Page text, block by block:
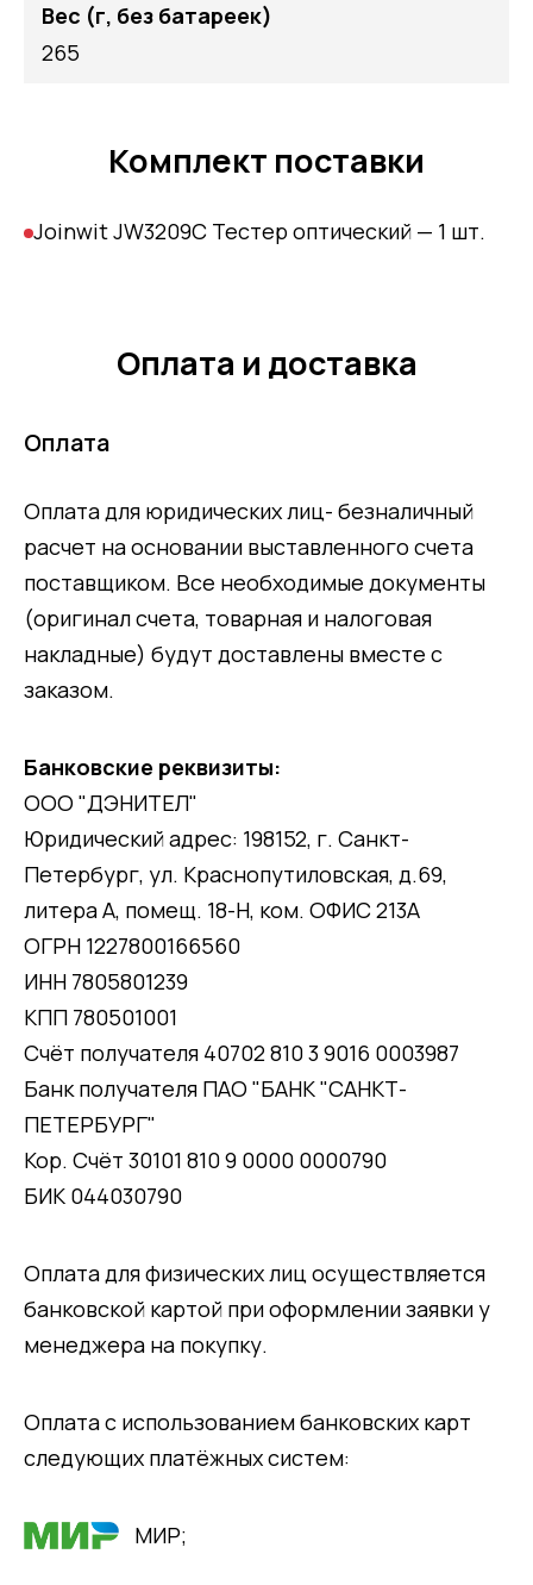
Вес (г, без батареек)
265
Комплект поставки
Joinwit JW3209C Тестер оптический — 1 шт.
Оплата и доставка
Оплата
Оплата для юридических лиц- безналичный
расчет на основании выставленного счета
поставщиком. Все необходимые документы
(оригинал счета, товарная и налоговая
накладные) будут доставлены вместе с
заказом.
Банковские реквизиты:
ООО "ДЭНИТЕЛ"
Юридический адрес: 198152, г. Санкт-
Петербург, ул. Краснопутиловская, д.69,
литера А, помещ. 18-Н, ком. ОФИС 213А
ОГРН 1227800166560
ИНН 7805801239
КПП 780501001
Счёт получателя 40702 810 3 9016 0003987
Банк получателя ПАО "БАНК "САНКТ-
ПЕТЕРБУРГ"
Кор. Счёт 30101 810 9 0000 0000790
БИК 044030790
Оплата для физических лиц осуществляется
банковской картой при оформлении заявки у
менеджера на покупку.
Оплата с использованием банковских карт
следующих платёжных систем:
МИР;